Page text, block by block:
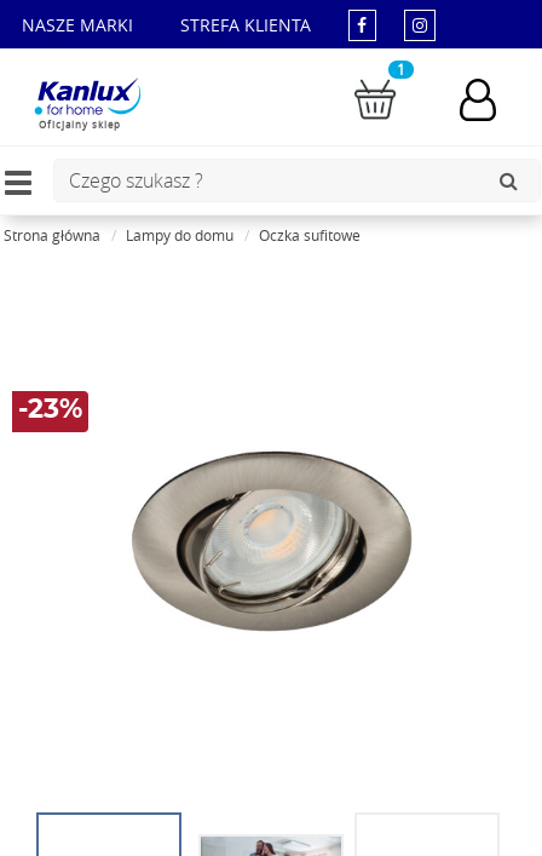
NASZE MARKI STREFA KLIENTA
Oficjalny sklep
1
Toggle
Strona główna Lampy do domu Oczka sufitowe
-23%